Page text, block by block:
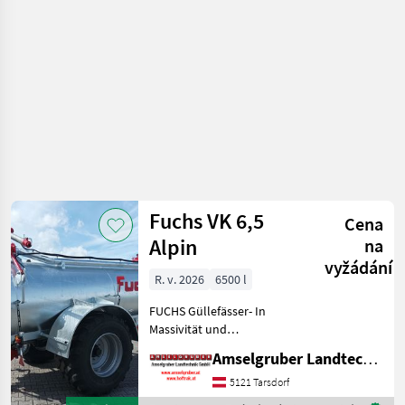
Fuchs VK 6,5
Alpin
Cena
na
vyžádání
R. v. 2026
6500 l
FUCHS Güllefässer- In
Massivität und
(Stärkste Materialstärken +
Beste Materialen und Beste
Komponenten der
Amselgruber Landtechnik GmbH
5121 Tarsdorf